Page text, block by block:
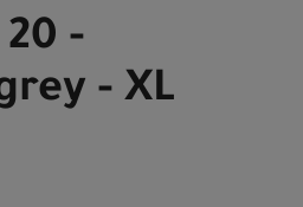
-
- XL